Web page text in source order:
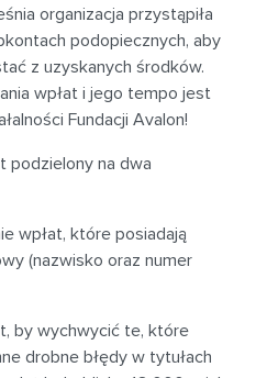
organizacja przystąpiła
podopiecznych, aby
z uzyskanych środków.
wpłat i jego tempo jest
Fundacji Avalon!
podzielony na dwa
wpłat, które posiadają
(nazwisko oraz numer
by wychwycić te, które
drobne błędy w tytułach